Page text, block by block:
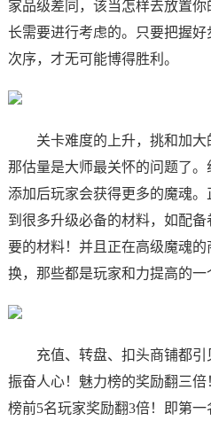
家品级差同，该当怎样去放置
长需要进行考虑的。只要把握
次序，才无可能博得胜利。
关卡难度的上升，挑和加大
那估量是大师最关怀的问题了
添加后玩家会获得更多的魔魂
到很多升级必备的材料，如配
要的材料！并且正在高级魔魂
换，那些都是玩家和力提高的一
充值、转盘、扣头商铺都引
振奋人心！魅力榜的奖励翻三
榜前5名玩家奖励翻3倍！即第